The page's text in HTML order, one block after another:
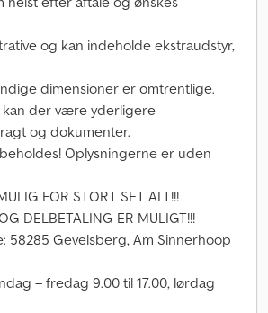
og kan indeholde ekstraudstyr,
dimensioner er omtrentlige.
kan der være yderligere
og dokumenter.
Oplysningerne er uden
FOR STORT SET ALT!!!
DELBETALING ER MULIGT!!!
58285 Gevelsberg, Am Sinnerhoop
– fredag 9.00 til 17.00, lørdag